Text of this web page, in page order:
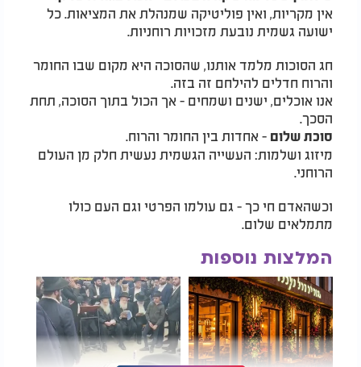
אין מקריות, ואין פוליטיקה שמנהלת את המציאות. כל
ישועה גשמית נובעת מזכויות רוחניות.
חג הסוכות מלמד אותנו, שהסוכה היא מקום שבו החומר
והרוח חדלים להילחם זה בזה.
אנו אוכלים, ישנים ושמחים - אך הכול בתוך הסוכה, תחת
הסכך.
סוכת שלום - אחדות בין החומר והרוח.
מיזוג ושלמות: העשייה הגשמית נעשית חלק מן העולם
הרוחני.
וכשהאדם חי כך - גם עולמו הפרטי וגם העם כולו
מתמלאים שלום.
המלצות נוספות